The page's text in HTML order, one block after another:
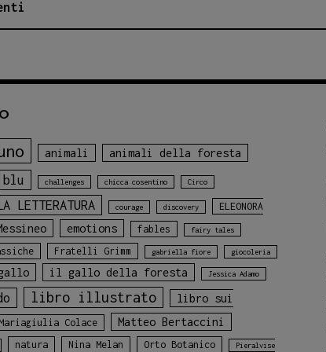
animali animali della foresta
blu challenges chicca cosentino Circo
LETTERATURA courage discovery
ELEONORA
emotions fables fairy tales
Fratelli Grimm gabriella fiore giocoleria
il gallo della foresta Jessica Adamo
libro illustrato
libro sui
Mariagiulia Colace Matteo Bertaccini
natura Nina Melan Orto Botanico Pieralvise